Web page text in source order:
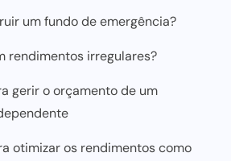
um fundo de emergência?
rendimentos irregulares?
gerir o orçamento de um
otimizar os rendimentos como